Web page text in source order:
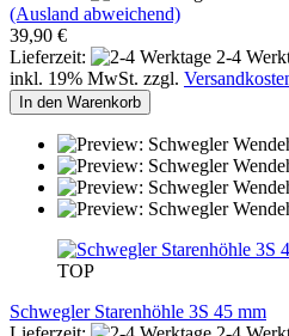
(Ausland abweichend)
39,90 €
Lieferzeit:
2-4
inkl. 19% MwSt. zzgl.
In den Warenkorb
TOP
Schwegler Starenhöhle 3S 45 mm